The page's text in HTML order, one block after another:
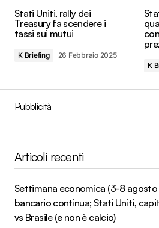
Stati Uniti, rally dei
Treasury fa scendere i
tassi sui mutui
K Briefing 26 Febbraio 2025
K
Pubblicità
Articoli recenti
Settimana economica (3-8 agosto
bancario continua; Stati Uniti,
vs Brasile (e non è calcio)